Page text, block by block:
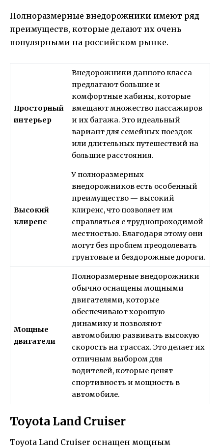
Полноразмерные внедорожники имеют ряд
преимуществ, которые делают их очень
популярными на российском рынке.
Просторный
интерьер
Внедорожники данного класса
предлагают большие и
комфортные кабины, которые
вмещают множество пассажиров
и их багажа. Это идеальный
вариант для семейных поездок
или длительных путешествий на
большие расстояния.
Высокий
клиренс
У полноразмерных
внедорожников есть особенный
преимущество — высокий
клиренс, что позволяет им
справляться с труднопроходимой
местностью. Благодаря этому они
могут без проблем преодолевать
грунтовые и бездорожные дороги.
Мощные
двигатели
Полноразмерные внедорожники
обычно оснащены мощными
двигателями, которые
обеспечивают хорошую
динамику и позволяют
автомобилю развивать высокую
скорость на трассах. Это делает их
отличным выбором для
водителей, которые ценят
спортивность и мощность в
автомобиле.
Toyota Land Cruiser
Toyota Land Cruiser оснащен мощным